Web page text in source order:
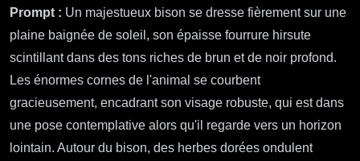
Prompt : Un majestueux bison se dresse fièrement sur une
plaine baignée de soleil, son épaisse fourrure hirsute
scintillant dans des tons riches de brun et de noir profond.
Les énormes cornes de l'animal se courbent
gracieusement, encadrant son visage robuste, qui est dans
une pose contemplative alors qu'il regarde vers un horizon
lointain. Autour du bison, des herbes dorées ondulent